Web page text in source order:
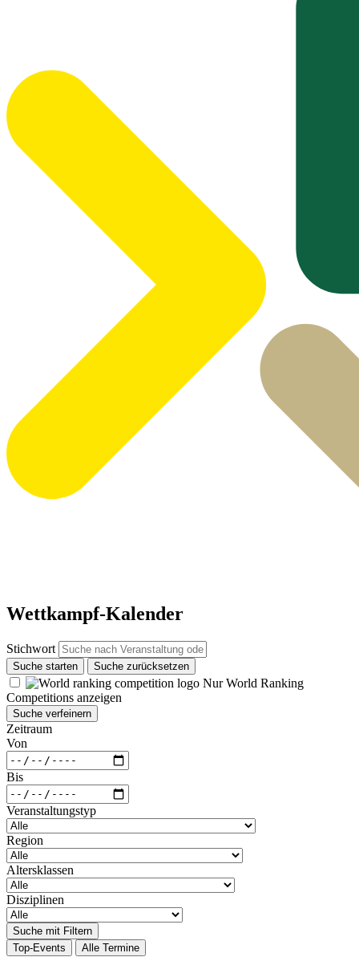
Wettkampf-Kalender
Stichwort
Suche starten Suche zurücksetzen
Nur World Ranking
Competitions anzeigen
Suche verfeinern
Zeitraum
Von
Bis
Veranstaltungstyp
Region
Altersklassen
Disziplinen
Suche mit Filtern
Top-Events
Alle Termine